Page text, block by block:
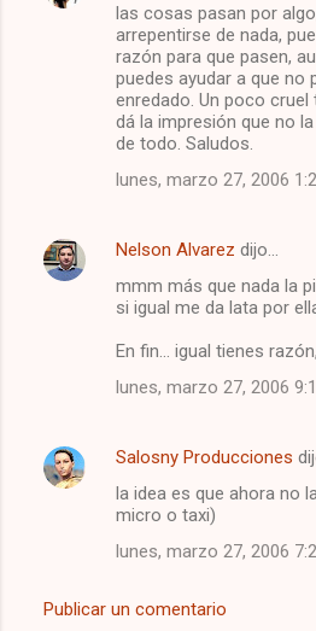
las cosas pasan por
arrepentirse de nada,
razón para que pasen,
puedes ayudar a que no
enredado. Un poco
dá la impresión que no
de todo. Saludos.
lunes, marzo 27, 2006
Nelson Alvarez dijo…
mmm más que nada la
si igual me da lata por
En fin... igual tienes
lunes, marzo 27, 2006
Salosny Producciones
la idea es que ahora no
micro o taxi)
lunes, marzo 27, 2006
Publicar un comentario